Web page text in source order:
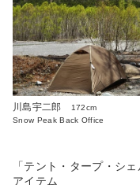
川島宇二郎
172cm
Snow Peak Back Office
「テント・タープ・シ
アイテム